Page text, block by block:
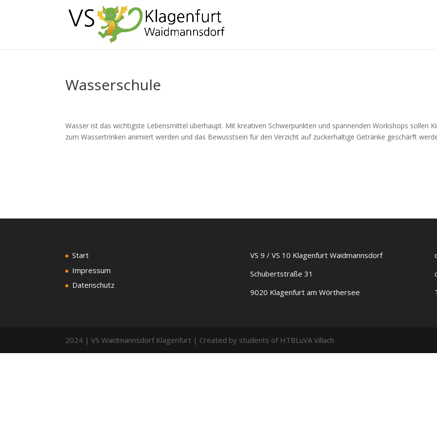
Wasserschule
Wasser ist das wichtigste Lebensmittel überhaupt. Mit kreativen Schwerpunkten und spannenden Workshops sollen
zum Wassertrinken animiert werden und das Bewusstsein für den Verzicht auf zuckerhaltige Getränke geschärft
Start
Impressum
Datenschutz
VS 9 / VS 10 Klagenfurt Waidmannsdorf
Schubertstraße 31
9020 Klagenfurt am Wörthersee
2024 | VS Waidmannsdorf Klagenfurt | Created by students of HTBLuVA Villach